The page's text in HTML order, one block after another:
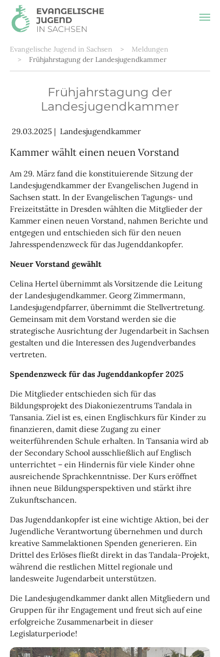
Zum Hauptinhalt springen
Sie sind hier:
Evangelische Jugend in Sachsen
Meldungen
Frühjahrstagung der Landesjugendkammer
Frühjahrstagung der
Landesjugendkammer
29.03.2025 | Landesjugendkammer
Kammer wählt einen neuen Vorstand
Am 29. März fand die konstituierende Sitzung der
Landesjugendkammer der Evangelischen Jugend in
Sachsen statt. In der Evangelischen Tagungs- und
Freizeitstätte in Dresden wählten die Mitglieder der
Kammer einen neuen Vorstand, nahmen Berichte und
entgegen und entschieden sich für den neuen
Jahresspendenzweck für das Jugenddankopfer.
Neuer Vorstand gewählt
Celina Hertel übernimmt als Vorsitzende die Leitung
der Landesjugendkammer. Georg Zimmermann,
Landesjugendpfarrer, übernimmt die Stellvertretung.
Gemeinsam mit dem Vorstand werden sie die
strategische Ausrichtung der Jugendarbeit in Sachsen
gestalten und die Interessen des Jugendverbandes
vertreten.
Spendenzweck für das Jugenddankopfer 2025
Die Mitglieder entschieden sich für das
Bildungsprojekt des Diakoniezentrums Tandala in
Tansania. Ziel ist es, einen Englischkurs für Kinder zu
finanzieren, damit diese Zugang zu einer
weiterführenden Schule erhalten. In Tansania wird ab
der Secondary School ausschließlich auf Englisch
unterrichtet – ein Hindernis für viele Kinder ohne
ausreichende Sprachkenntnisse. Der Kurs eröffnet
ihnen neue Bildungsperspektiven und stärkt ihre
Zukunftschancen.
Das Jugenddankopfer ist eine wichtige Aktion, bei der
Jugendliche Verantwortung übernehmen und durch
kreative Sammelaktionen Spenden generieren. Ein
Drittel des Erlöses fließt direkt in das Tandala-Projekt,
während die restlichen Mittel regionale und
landesweite Jugendarbeit unterstützen.
Die Landesjugendkammer dankt allen Mitgliedern und
Gruppen für ihr Engagement und freut sich auf eine
erfolgreiche Zusammenarbeit in dieser
Legislaturperiode!